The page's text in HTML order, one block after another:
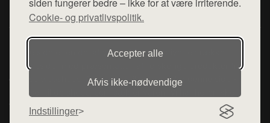
Cookie- og privatlivspolitik.
Accepter alle
Afvis ikke‑nødvendige
Indstillinger
Denne side er en del af want.dk, der udgiver en række
hjemmesider med præsentation af forskellige produkter fra
diverse webshops. Der sælges ikke varer fra denne side - vi
henviser til de shops, som sælger varen. Vi har heller ikke
varerne på lager.